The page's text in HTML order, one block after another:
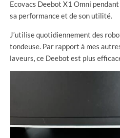
Ecovacs Deebot X1 Omni
sa performance et de son utilité.
J’utilise quotidiennement des
tondeuse. Par rapport à mes
laveurs, ce Deebot est plus